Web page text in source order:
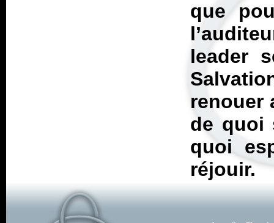
que
leader
renouer
de quoi
quoi
réjouir.